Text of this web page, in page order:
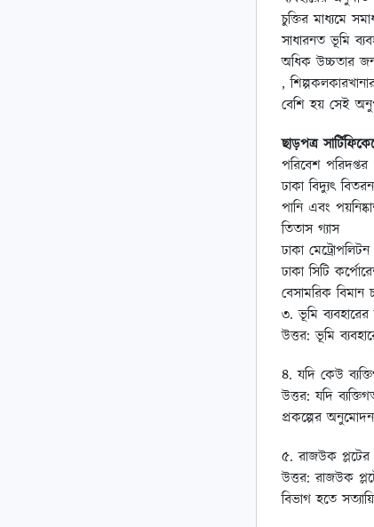
চুক্তির মাধ্যমে
সাধারনত ভূমি
অধিক উচ্চতার
,
বেশি হয় সেই
ছাড়পত্র
পরিবেশ পরিদপ্তর
ঢাকা বিদ্যুৎ
পানি এবং
তিতাস গ্যাস
ঢাকা
ঢাকা সিটি
বেসামরিক
৩. ভূমি
উত্তর: ভূমি
৪. যদি কেউ
উত্তর: যদি
প্রকল্পের
৫. রাজউক
উত্তর: রাজউক
বিভাগ হতে